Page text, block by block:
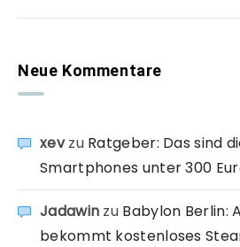
Neue Kommentare
xevzu Ratgeber: Das sind
Smartphones unter 300
Jadawin zu Babylon Berlin:
bekommt kostenloses